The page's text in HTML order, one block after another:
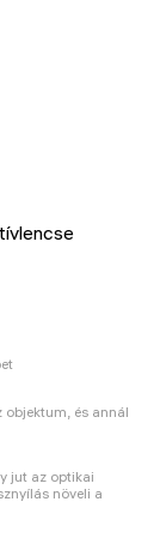
és annál
jut az optikai
növeli a